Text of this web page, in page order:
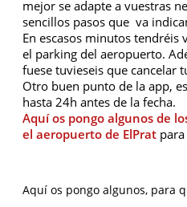
mejor se adapte a vuestras
sencillos pasos que va
En escasos minutos tendréis
el parking del aeropuerto.
fuese tuvieseis que cancelar
Otro buen punto de la app,
hasta 24h antes de la fecha.
Aquí os pongo algunos de
el aeropuerto de ElPrat
Aquí os pongo algunos, para